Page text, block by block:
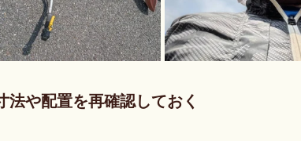
や配置を再確認しておく